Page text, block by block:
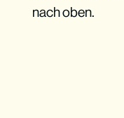
nach oben.